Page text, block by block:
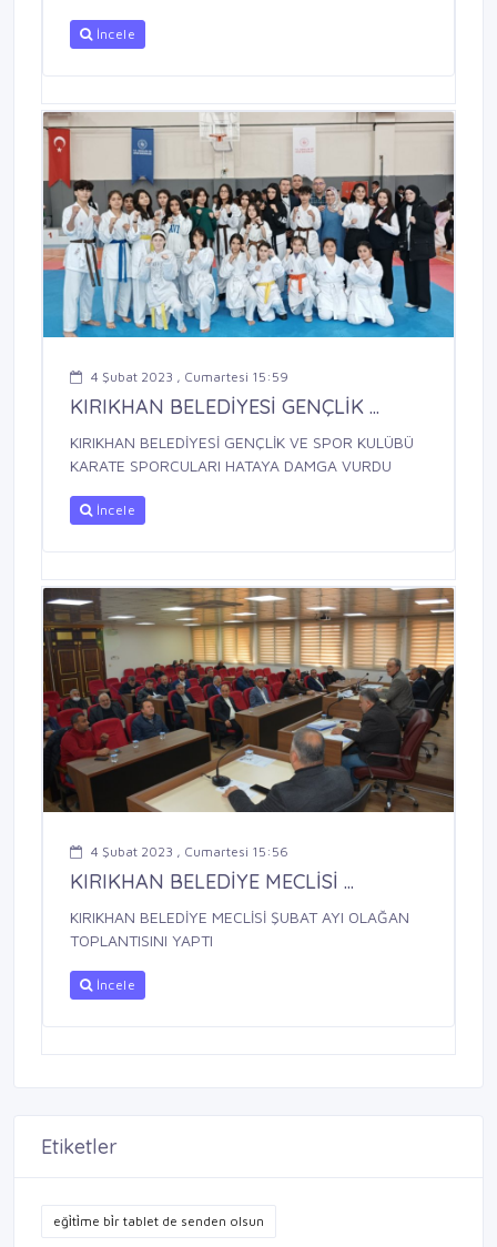
İncele
4 Şubat 2023 , Cumartesi 15:59
KIRIKHAN BELEDİYESİ GENÇLİK ...
KIRIKHAN BELEDİYESİ GENÇLİK VE SPOR KULÜBÜ
KARATE SPORCULARI HATAYA DAMGA VURDU
İncele
4 Şubat 2023 , Cumartesi 15:56
KIRIKHAN BELEDİYE MECLİSİ ...
KIRIKHAN BELEDİYE MECLİSİ ŞUBAT AYI OLAĞAN
TOPLANTISINI YAPTI
İncele
Etiketler
eği̇ti̇me bi̇r tablet de senden olsun